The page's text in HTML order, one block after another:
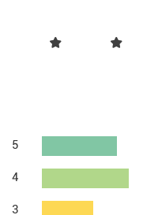
5
4
3